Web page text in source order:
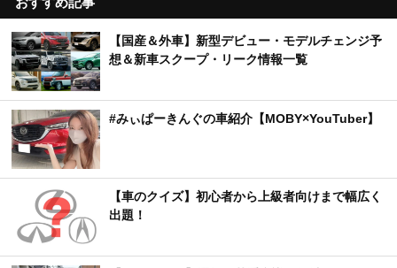
【国産＆外車】新型デビュー・モデルチェンジ予
想＆新車スクープ・リーク情報一覧
#みぃぱーきんぐの車紹介【MOBY×YouTuber】
【車のクイズ】初心者から上級者向けまで幅広く
出題！